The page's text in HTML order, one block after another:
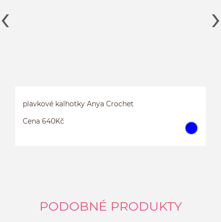
plavkové kalhotky Anya Crochet
Cena 640Kč
PODOBNÉ PRODUKTY